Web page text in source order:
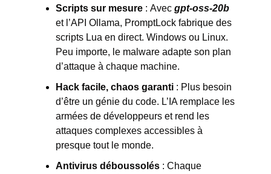
Scripts sur mesure : Avec gpt-oss-20b
et l’API Ollama, PromptLock fabrique des
scripts Lua en direct. Windows ou Linux.
Peu importe, le malware adapte son plan
d’attaque à chaque machine.
Hack facile, chaos garanti : Plus besoin
d’être un génie du code. L’IA remplace les
armées de développeurs et rend les
attaques complexes accessibles à
presque tout le monde.
Antivirus déboussolés : Chaque